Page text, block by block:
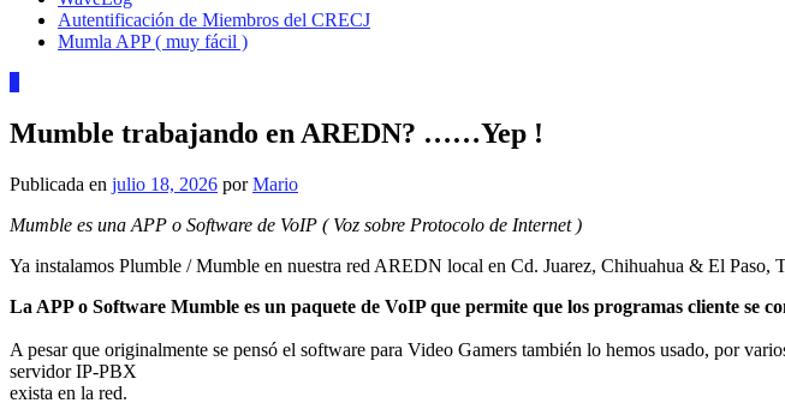
Autentificación de Miembros del CRECJ
Mumla APP ( muy fácil )
Mumble trabajando en AREDN? ……Yep !
Publicada en julio 18, 2026 porMario
Mumble es una APP o Software de VoIP ( Voz sobre Protocolo de Internet )
Ya instalamos Plumble / Mumble en nuestra red AREDN local en Cd. Juarez, Chihuahua & El Paso,
La APP o Software Mumble es un paquete de VoIP que permite que los programas cliente se
A pesar que originalmente se pensó el software para Video Gamers también lo hemos usado, por
servidor IP-PBX
exista en la red.